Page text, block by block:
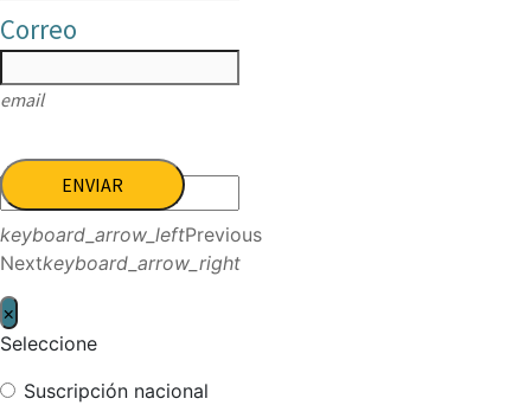
Correo
email
ENVIAR
keyboard_arrow_leftPrevious
Nextkeyboard_arrow_right
×
Seleccione
Suscripción nacional